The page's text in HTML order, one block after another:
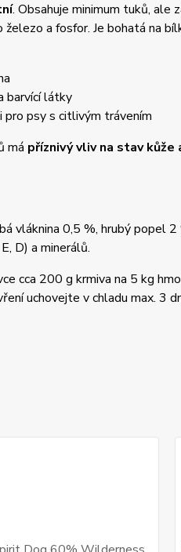
. Obsahuje minimum tuků, ale
a fosfor. Je bohatá na
barvící látky
psy s citlivým trávením
má příznivý vliv na stav kůže
vláknina 0,5 %, hrubý popel
D) a minerálů.
cca 200 g krmiva na 5 kg
uchovejte v chladu max. 3